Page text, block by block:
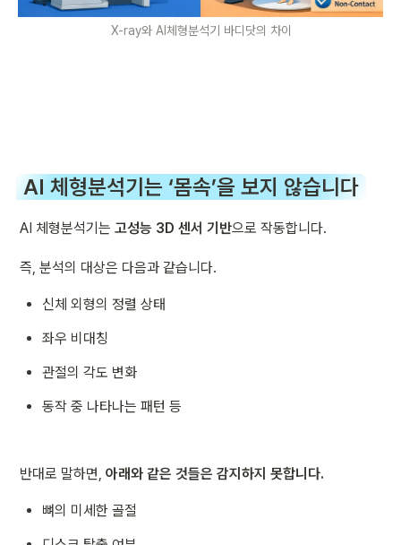
X-ray와 AI체형분석기 바디닷의 차이
AI 체형분석기는 ‘몸속’을 보지 않습니다
AI 체형분석기는 고성능 3D 센서 기반으로 작동합니다.
즉, 분석의 대상은 다음과 같습니다.
신체 외형의 정렬 상태
좌우 비대칭
관절의 각도 변화
동작 중 나타나는 패턴 등
반대로 말하면, 아래와 같은 것들은 감지하지 못합니다.
뼈의 미세한 골절